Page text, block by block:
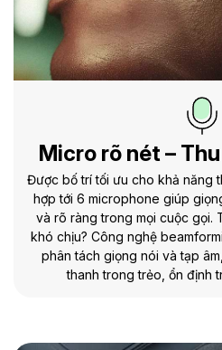
Micro rõ nét –
Được bố trí tối ưu cho khả năng
hợp tới 6 microphone giúp
và rõ ràng trong mọi cuộc gọi.
khó chịu? Công nghệ
phân tách giọng nói và tạp
thanh trong trẻo, ổn định